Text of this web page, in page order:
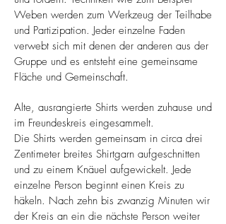
Weben werden zum Werkzeug der Teilhabe
und Partizipation. Jeder einzelne Faden
verwebt sich mit denen der anderen aus der
Gruppe und es entsteht eine gemeinsame
Fläche und Gemeinschaft.
Alte, ausrangierte Shirts werden zuhause und
im Freundeskreis eingesammelt.
Die Shirts werden gemeinsam in circa drei
Zentimeter breites Shirtgarn aufgeschnitten
und zu einem Knäuel aufgewickelt. Jede
einzelne Person beginnt einen Kreis zu
häkeln. Nach zehn bis zwanzig Minuten wir
der Kreis an ein die nächste Person weiter